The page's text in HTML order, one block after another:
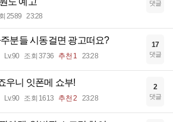
2589 23:28
댓글
분들 시동걸면 광고떠요?
Lv.90 조회 3736 추천 1 23:28
17
댓글
우니 잇폰메 쇼부!
Lv.90 조회 1613 추천 2 23:28
2
댓글